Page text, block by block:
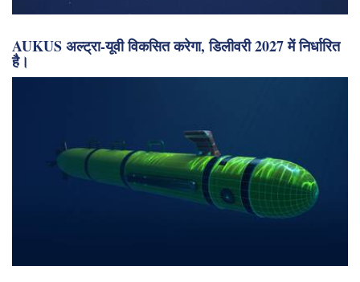
AUKUS अल्ट्रा-यूवी विकसित करेगा, डिलीवरी 2027 में निर्धारित
है।